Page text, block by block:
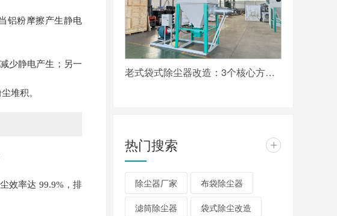
铝粉摩擦产生静电
少静电产生；另一
堆积。
效率达 99.9%，排
老式袋式除尘器改造：3个核心方向实现超低排放达标
热门搜索 +
除尘器厂家 布袋除尘器
滤筒除尘器 袋式除尘改造